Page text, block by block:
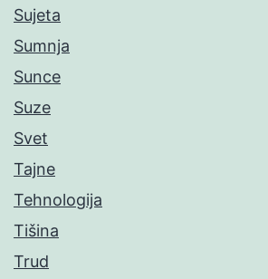
Sujeta
Sumnja
Sunce
Suze
Svet
Tajne
Tehnologija
Tišina
Trud